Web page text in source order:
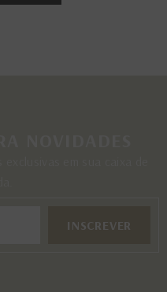
INSCREVER